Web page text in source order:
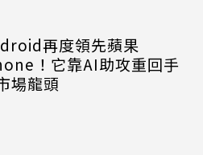
再度領先蘋果
！它靠AI助攻重回手
場龍頭